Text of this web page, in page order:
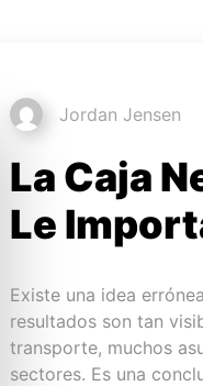
Jordan Jensen
La Caja
Le
Existe una idea
resultados son tan
transporte, muchos
sectores. Es una